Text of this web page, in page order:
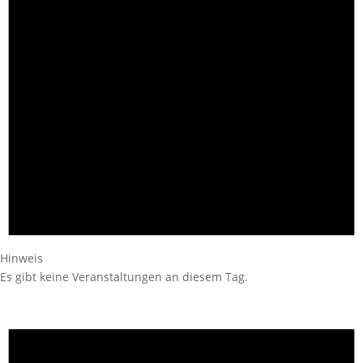
Hinweis
Es gibt keine Veranstaltungen an diesem Tag.